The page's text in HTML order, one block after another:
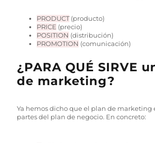
PRODUCT(producto)
PRICE (precio)
POSITION (distribución)
PROMOTION (comunicación)
¿PARA QUÉ SIRVE
de marketing?
Ya hemos dicho que el plan de marketing
partes del plan de negocio. En concreto: